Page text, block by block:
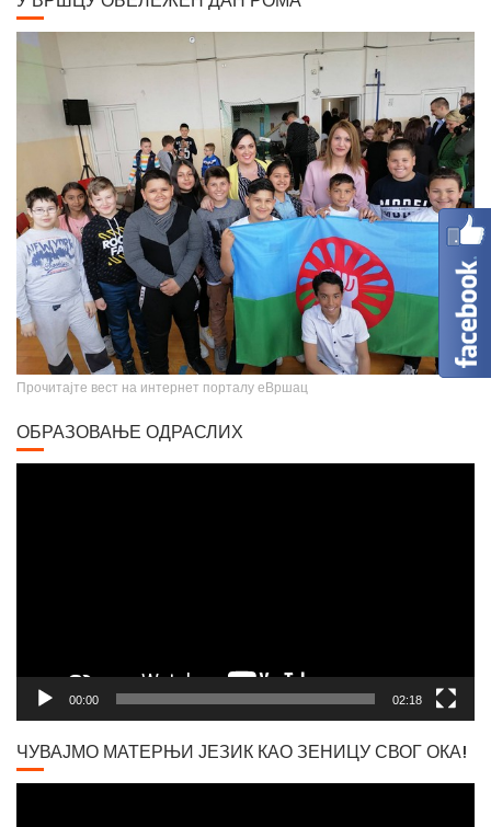
Крунисање цара Душана
Прочитајте вест на интернет порталу еВршац
ОБРАЗОВАЊЕ ОДРАСЛИХ
00:00 02:18
ЧУВАЈМО МАТЕРЊИ ЈЕЗИК КАО ЗЕНИЦУ СВОГ ОКА!